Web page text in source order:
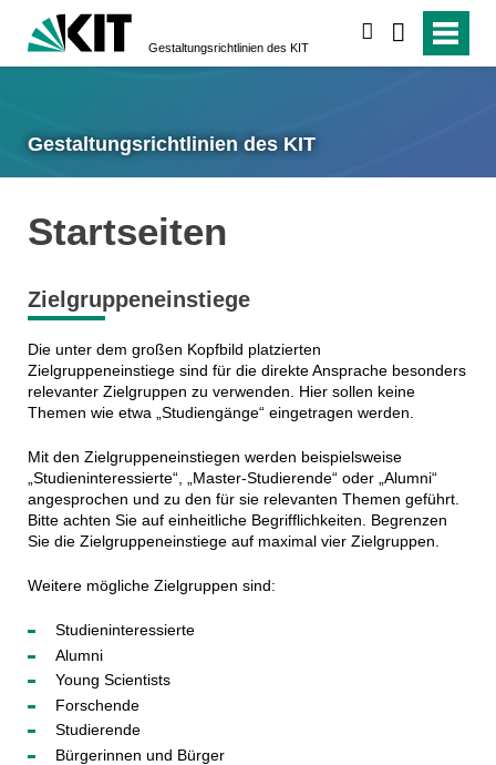
Gestaltungsrichtlinien des KIT
Gestaltungsrichtlinien des KIT
Startseiten
Zielgruppeneinstiege
Die unter dem großen Kopfbild platzierten
Zielgruppeneinstiege sind für die direkte Ansprache besonders
relevanter Zielgruppen zu verwenden. Hier sollen keine
Themen wie etwa „Studiengänge“ eingetragen werden.
Mit den Zielgruppeneinstiegen werden beispielsweise
„Studieninteressierte“, „Master-Studierende“ oder „Alumni“
angesprochen und zu den für sie relevanten Themen geführt.
Bitte achten Sie auf einheitliche Begrifflichkeiten. Begrenzen
Sie die Zielgruppeneinstiege auf maximal vier Zielgruppen.
Weitere mögliche Zielgruppen sind:
Studieninteressierte
Alumni
Young Scientists
Forschende
Studierende
Bürgerinnen und Bürger